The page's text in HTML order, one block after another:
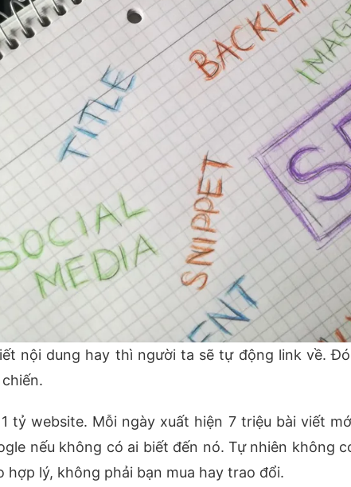
nội dung hay thì người ta sẽ tự động link về.
tỷ website. Mỗi ngày xuất hiện 7 triệu bài viết
nếu không có ai biết đến nó. Tự nhiên không
hợp lý, không phải bạn mua hay trao đổi.